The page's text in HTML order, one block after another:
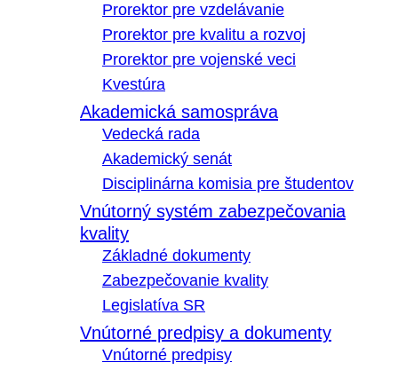
Prorektor pre vzdelávanie
Prorektor pre kvalitu a rozvoj
Prorektor pre vojenské veci
Kvestúra
Akademická samospráva
Vedecká rada
Akademický senát
Disciplinárna komisia pre študentov
Vnútorný systém zabezpečovania
kvality
Základné dokumenty
Zabezpečovanie kvality
Legislatíva SR
Vnútorné predpisy a dokumenty
Vnútorné predpisy